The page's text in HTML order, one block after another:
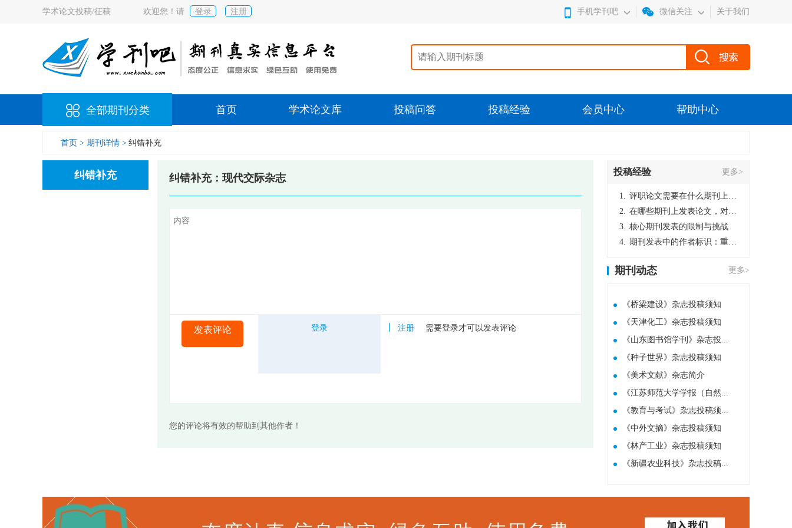
学术论文投稿/征稿 欢迎您！请 登录 注册 手机学刊吧 微信关注 关于我们
全部期刊分类 首页 学术论文库 投稿问答 投稿经验 会员中心 帮助中心
首页 > 期刊详情 > 纠错补充
纠错补充 纠错补充：现代交际杂志
发表评论 登录 注册 需要登录才可以发表评论
您的评论将有效的帮助到其他作者！
投稿经验 更多>
1. 评职论文需要在什么期刊上发表？
2. 在哪些期刊上发表论文，对考研有优势？
3. 核心期刊发表的限制与挑战
4. 期刊发表中的作者标识：重要性与实践
期刊动态 更多>
《桥梁建设》杂志投稿须知
《天津化工》杂志投稿须知
《山东图书馆学刊》杂志投...
《种子世界》杂志投稿须知
​《美术文献》杂志简介
《江苏师范大学学报（自然...
《教育与考试》杂志投稿须...
《中外文摘》杂志投稿须知
《林产工业》杂志投稿须知
《新疆农业科技》杂志投稿...